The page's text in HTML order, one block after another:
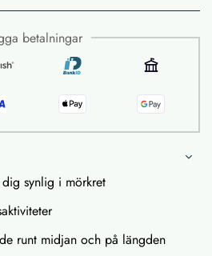
betalningar
synlig i mörkret
runt midjan och på längden